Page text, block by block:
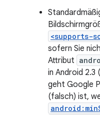
<supports-
sofern Sie
Attribut
in Android 2.3
geht Google
(falsch) ist,